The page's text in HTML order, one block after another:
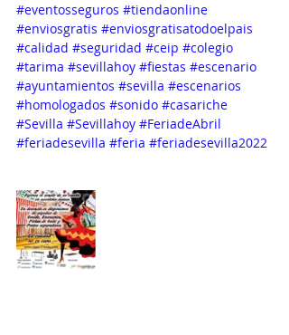
#eventosseguros #tiendaonline
#enviosgratis #enviosgratisatodoelpais
#calidad #seguridad #ceip #colegio
#tarima #sevillahoy #fiestas #escenario
#ayuntamientos #sevilla #escenarios
#homologados #sonido #casariche
#Sevilla #Sevillahoy #FeriadeAbril
#feriadesevilla #feria #feriadesevilla2022